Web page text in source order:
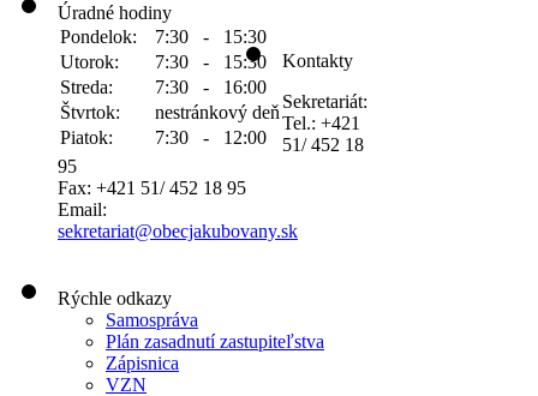
Úradné hodiny
Pondelok:
7:30 - 15:30
Utorok:
7:30 - 15:30
Streda:
7:30 - 16:00
Štvrtok:
nestránkový deň
Piatok:
7:30 - 12:00
Kontakty
Sekretariát:
Tel.: +421
51/ 452 18
95
Fax: +421 51/ 452 18 95
Email:
sekretariat@obecjakubovany.sk
Rýchle odkazy
Samospráva
Plán zasadnutí zastupiteľstva
Zápisnica
VZN